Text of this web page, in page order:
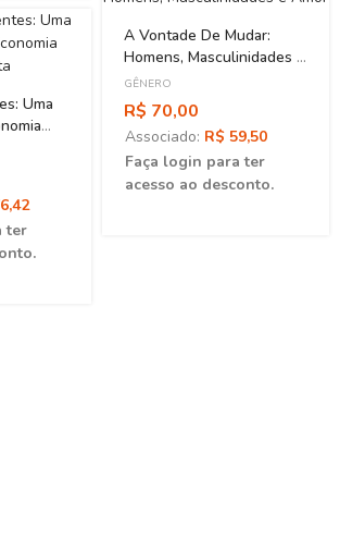
Uma
ter
A Vontade De Mudar:
Homens, Masculinidades E
Amor
GÊNERO
R$ 70,00
Associado: R$ 59,50
Faça login para ter
acesso ao desconto.